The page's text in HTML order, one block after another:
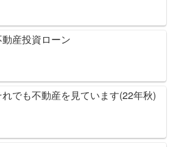
動産投資ローン
れでも不動産を見ています(22年秋)